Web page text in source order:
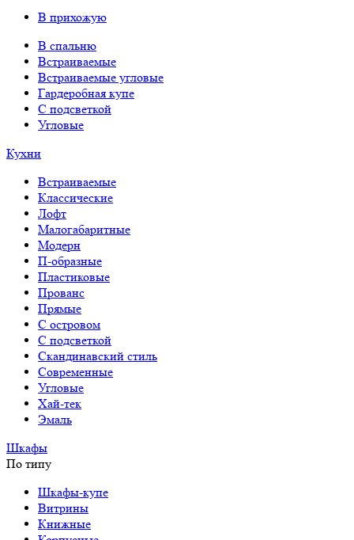
В прихожую
В спальню
Встраиваемые
Встраиваемые угловые
Гардеробная купе
С подсветкой
Угловые
Кухни
Встраиваемые
Классические
Лофт
Малогабаритные
Модерн
П-образные
Пластиковые
Прованс
Прямые
С островом
С подсветкой
Скандинавский стиль
Современные
Угловые
Хай-тек
Эмаль
Шкафы
По типу
Шкафы-купе
Витрины
Книжные